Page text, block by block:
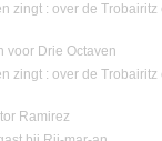
zingt : over de
voor Drie Octaven
zingt : over de
Ramirez